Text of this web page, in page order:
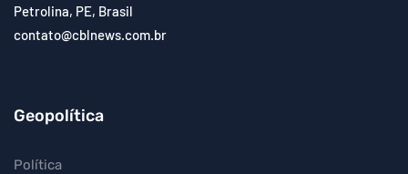
Petrolina, PE, Brasil
contato@cblnews.com.br
Geopolítica
Política